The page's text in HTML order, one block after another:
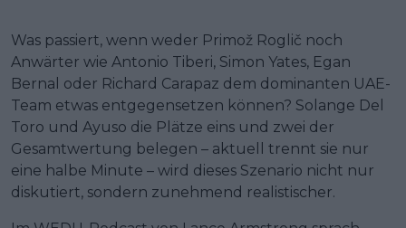
Was passiert, wenn weder Primož Roglič noch
Anwärter wie Antonio Tiberi, Simon Yates, Egan
Bernal oder Richard Carapaz dem dominanten UAE-
Team etwas entgegensetzen können? Solange Del
Toro und Ayuso die Plätze eins und zwei der
Gesamtwertung belegen – aktuell trennt sie nur
eine halbe Minute – wird dieses Szenario nicht nur
diskutiert, sondern zunehmend realistischer.